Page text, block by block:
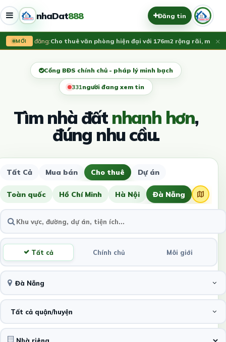
nhaDat888 Đăng tin
MỚI
Vừa đăng:Cho thuê văn phòng hiện đại với 176m2 rộng rãi, mặt×
Cổng BĐS chính chủ - pháp lý minh bạch
331người đang xem tin
Tìm nhà đấtnhanh hơn,
đúng nhu cầu.
Tất Cả Mua bán Cho thuê Dự án
Toàn quốc Hồ Chí Minh Hà Nội Đà Nẵng
Tất cả Chính chủ Môi giới
Đà Nẵng
Tất cả quận/huyện